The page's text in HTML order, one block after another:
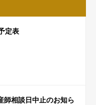
定表
師相談日中止のお知ら